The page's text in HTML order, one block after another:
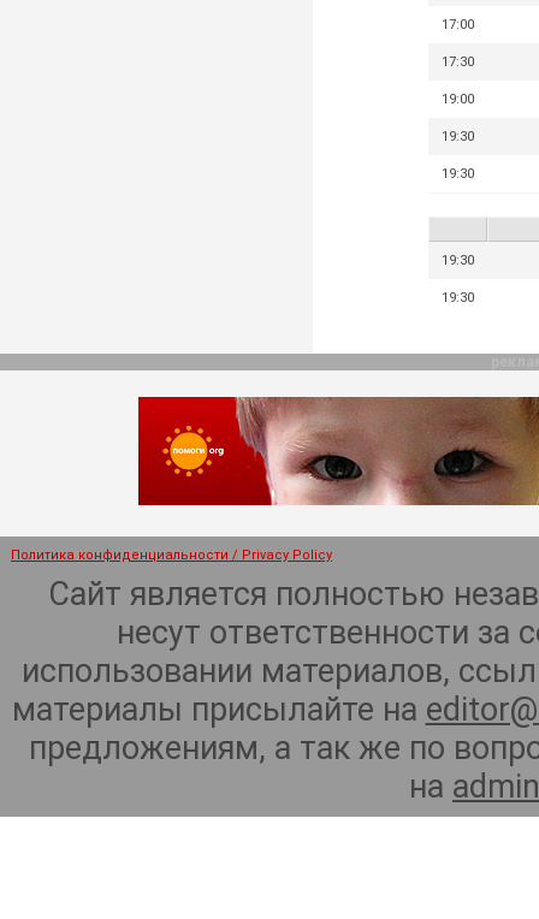
17:00
17:30
19:00
19:30
19:30
19:30
19:30
Политика конфиденциальности / Privacy Policy
Сайт является полностью
несут ответственности
использовании материалов,
материалы присылайте на
предложениям, а так же по
на